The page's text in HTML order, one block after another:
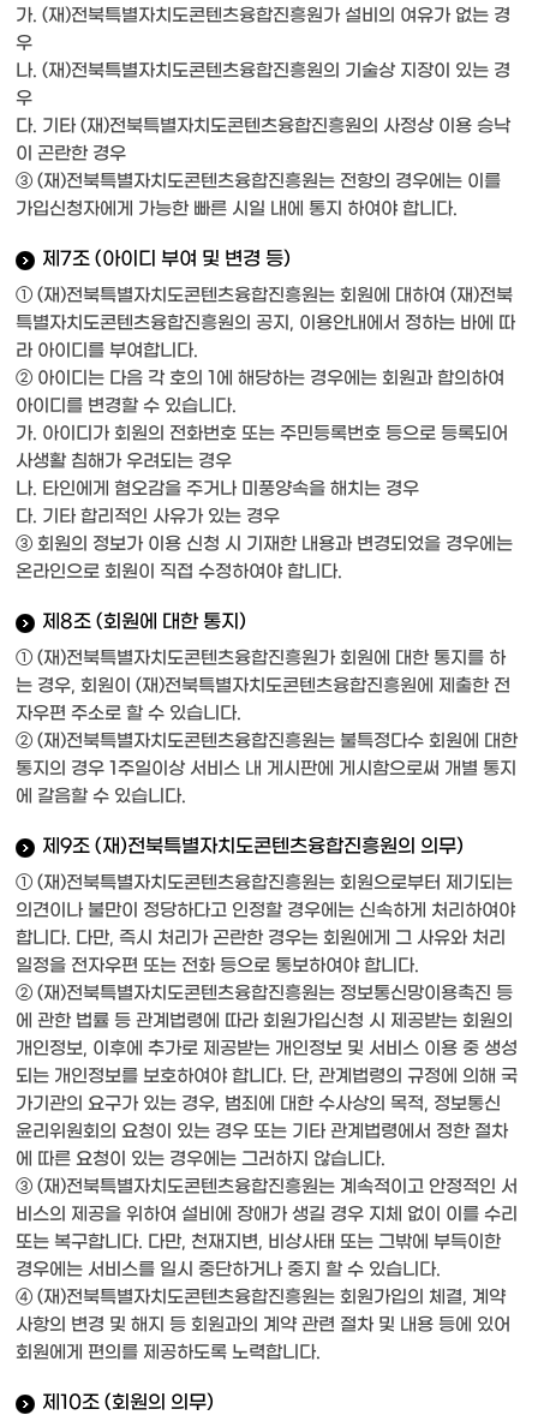
가. (재)전북특별자치도콘텐츠융합진흥원가 설비의 여유가 없는 경
우
나. (재)전북특별자치도콘텐츠융합진흥원의 기술상 지장이 있는 경
우
다. 기타 (재)전북특별자치도콘텐츠융합진흥원의 사정상 이용 승낙
이 곤란한 경우
③ (재)전북특별자치도콘텐츠융합진흥원는 전항의 경우에는 이를
가입신청자에게 가능한 빠른 시일 내에 통지 하여야 합니다.
제7조 (아이디 부여 및 변경 등)
① (재)전북특별자치도콘텐츠융합진흥원는 회원에 대하여 (재)전북
특별자치도콘텐츠융합진흥원의 공지, 이용안내에서 정하는 바에 따
라 아이디를 부여합니다.
② 아이디는 다음 각 호의 1에 해당하는 경우에는 회원과 합의하여
아이디를 변경할 수 있습니다.
가. 아이디가 회원의 전화번호 또는 주민등록번호 등으로 등록되어
사생활 침해가 우려되는 경우
나. 타인에게 혐오감을 주거나 미풍양속을 해치는 경우
다. 기타 합리적인 사유가 있는 경우
③ 회원의 정보가 이용 신청 시 기재한 내용과 변경되었을 경우에는
온라인으로 회원이 직접 수정하여야 합니다.
제8조 (회원에 대한 통지)
① (재)전북특별자치도콘텐츠융합진흥원가 회원에 대한 통지를 하
는 경우, 회원이 (재)전북특별자치도콘텐츠융합진흥원에 제출한 전
자우편 주소로 할 수 있습니다.
② (재)전북특별자치도콘텐츠융합진흥원는 불특정다수 회원에 대한
통지의 경우 1주일이상 서비스 내 게시판에 게시함으로써 개별 통지
에 갈음할 수 있습니다.
제9조 (재)전북특별자치도콘텐츠융합진흥원의 의무)
① (재)전북특별자치도콘텐츠융합진흥원는 회원으로부터 제기되는
의견이나 불만이 정당하다고 인정할 경우에는 신속하게 처리하여야
합니다. 다만, 즉시 처리가 곤란한 경우는 회원에게 그 사유와 처리
일정을 전자우편 또는 전화 등으로 통보하여야 합니다.
② (재)전북특별자치도콘텐츠융합진흥원는 정보통신망이용촉진 등
에 관한 법률 등 관계법령에 따라 회원가입신청 시 제공받는 회원의
개인정보, 이후에 추가로 제공받는 개인정보 및 서비스 이용 중 생성
되는 개인정보를 보호하여야 합니다. 단, 관계법령의 규정에 의해 국
가기관의 요구가 있는 경우, 범죄에 대한 수사상의 목적, 정보통신
윤리위원회의 요청이 있는 경우 또는 기타 관계법령에서 정한 절차
에 따른 요청이 있는 경우에는 그러하지 않습니다.
③ (재)전북특별자치도콘텐츠융합진흥원는 계속적이고 안정적인 서
비스의 제공을 위하여 설비에 장애가 생길 경우 지체 없이 이를 수리
또는 복구합니다. 다만, 천재지변, 비상사태 또는 그밖에 부득이한
경우에는 서비스를 일시 중단하거나 중지 할 수 있습니다.
④ (재)전북특별자치도콘텐츠융합진흥원는 회원가입의 체결, 계약
사항의 변경 및 해지 등 회원과의 계약 관련 절차 및 내용 등에 있어
회원에게 편의를 제공하도록 노력합니다.
제10조 (회원의 의무)